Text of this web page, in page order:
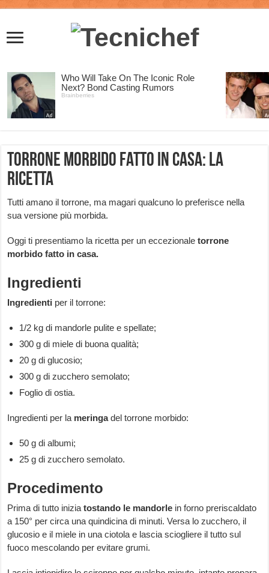
Torrone morbido fatto in casa: la
ricetta
Tutti amano il torrone, ma magari qualcuno lo preferisce nella
sua versione più morbida.
Oggi ti presentiamo la ricetta per un eccezionaletorrone
morbido fatto in casa.
Ingredienti
Ingredienti per il torrone:
1/2 kg di mandorle pulite e spellate;
300 g di miele di buona qualità;
20 g di glucosio;
300 g di zucchero semolato;
Foglio di ostia.
Ingredienti per la meringadel torrone morbido:
50 g di albumi;
25 g di zucchero semolato.
Procedimento
Prima di tutto iniziatostando le mandorle in forno preriscaldato
a 150° per circa una quindicina di minuti. Versa lo zucchero, il
glucosio e il miele in una ciotola e lascia sciogliere il tutto sul
fuoco mescolando per evitare grumi.